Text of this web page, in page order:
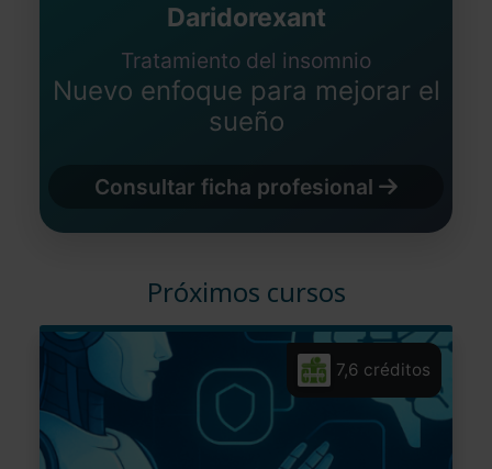
Daridorexant
Tratamiento del insomnio
Nuevo enfoque para mejorar el
sueño
Consultar ficha profesional
Próximos cursos
7,6 créditos